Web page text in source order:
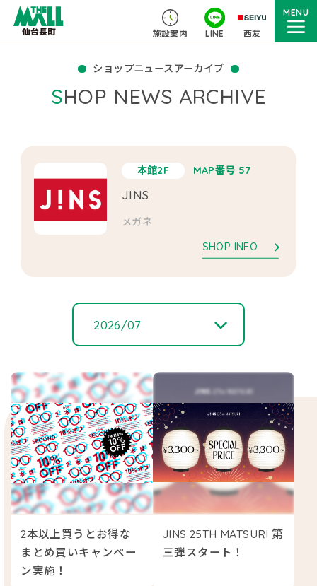
施設案内 LINE 西友
MENU
ショップニュースアーカイブ
SHOP NEWS ARCHIVE
本館2F MAP番号 57
JINS
メガネ
SHOP INFO
2026/07
2026/ 07
2026/ 06
2026/ 05
2026/ 04
2026/ 03
2本以上買うとお得な
まとめ買いキャンペー
ン実施！
JINS 25TH MATSURI 第
三弾スタート！